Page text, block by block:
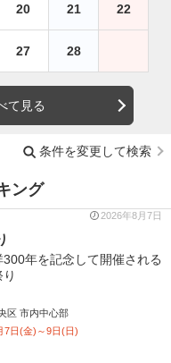
20 21 22
27 28
て見る
条件を変更して検索
ング
2026年8月7日
年を記念して開催される
区 市内中心部
7日(金)～9日(日)